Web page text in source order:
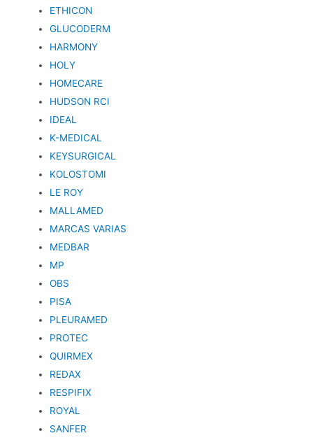
ETHICON
GLUCODERM
HARMONY
HOLY
HOMECARE
HUDSON RCI
IDEAL
K-MEDICAL
KEYSURGICAL
KOLOSTOMI
LE ROY
MALLAMED
MARCAS VARIAS
MEDBAR
MP
OBS
PISA
PLEURAMED
PROTEC
QUIRMEX
REDAX
RESPIFIX
ROYAL
SANFER